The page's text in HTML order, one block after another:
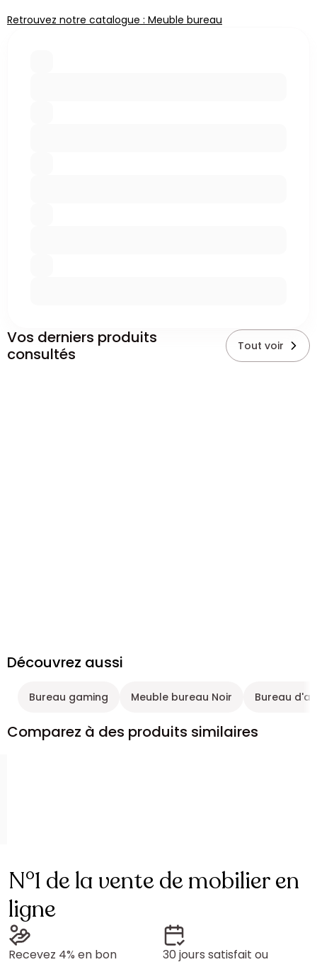
Retrouvez notre catalogue : Meuble bureau
Vos derniers produits
consultés
Tout voir
Découvrez aussi
Bureau gaming Meuble bureau Noir Bureau
Comparez à des produits similaires
N°1 de la vente de mobilier en
ligne
Recevez 4% en bon 30 jours satisfait ou